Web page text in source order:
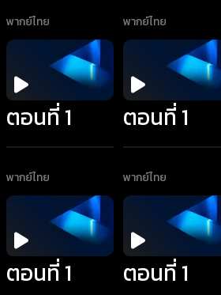
พากย์ไทย พากย์ไทย
ตอนที่ 1
พากย์ไทย
ตอนที่ 1
พากย์ไทย
ตอนที่ 1 ตอนที่ 1